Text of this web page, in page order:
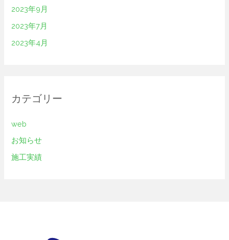
2023年9月
2023年7月
2023年4月
カテゴリー
web
お知らせ
施工実績